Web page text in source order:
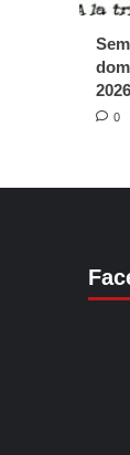
2026
0